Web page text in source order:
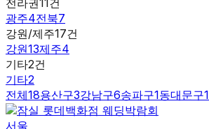
광주4전북7
강원/제주17건
강원13제주4
기타2건
기타2
전체18용산구3강남구6송파구1동대문구1
서울